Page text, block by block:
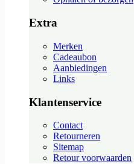
Extra
Merken
Cadeaubon
Aanbiedingen
Links
Klantenservice
Contact
Retourneren
Sitemap
Retour voorwaarden